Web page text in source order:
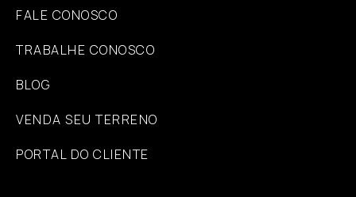
FALE CONOSCO
TRABALHE CONOSCO
BLOG
VENDA SEU TERRENO
PORTAL DO CLIENTE